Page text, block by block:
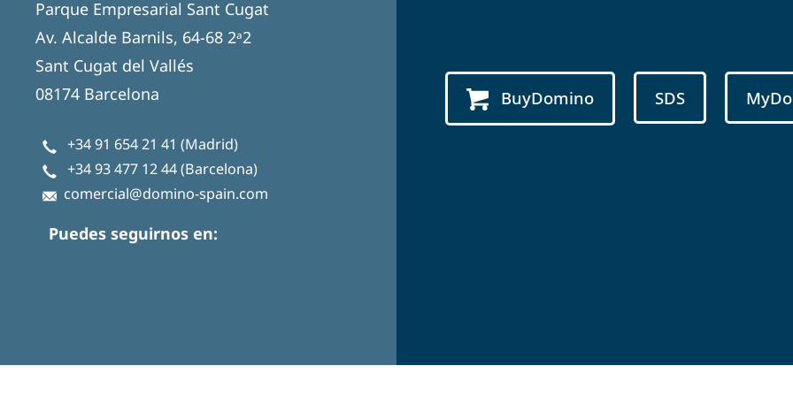
Parque Empresarial Sant Cugat
Av. Alcalde Barnils, 64-68 2ᵃ2
Sant Cugat del Vallés
08174 Barcelona
+34 91 654 21 41 (Madrid)
+34 93 477 12 44(Barcelona)
comercial@domino-spain.com
Puedes seguirnos en:
BuyDomino SDS